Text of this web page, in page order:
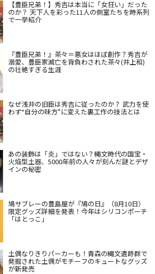
【豊臣兄弟！】秀吉は本当に「女狂い」だった
のか？ 天下人を彩った11人の側室たちを時系列
で一挙紹介
『豊臣兄弟！』茶々＝悪女はほぼ創作？秀吉が
溺愛、豊臣家滅亡を背負わされた茶々(井上和)
の壮絶すぎる生涯
なぜ浅井の旧臣は秀吉に従ったのか？ 武力を使
わず“自分の味方”に変えた裏工作の技法とは
あの装飾は「炎」ではない？縄文時代の国宝・
火焔型土器、5000年前の人々が刻んだ謎とデザ
インの秘密
鳩サブレーの豊島屋が『鳩の日』（8月10日）
限定グッズ詳細を発表！今年はシリコンポーチ
「はとっこ」
土偶なりきりパーカーも！青森の縄文遺跡群で
発掘された土偶がモチーフのキュートなグッズ
が新発売